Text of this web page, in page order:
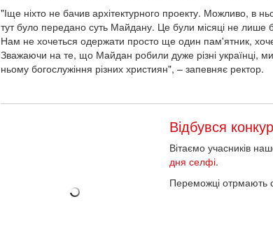
"Іще ніхто не бачив архітектурного проекту. Можливо, в
тут було передано суть Майдану. Це були місяці не лише
Нам не хочеться одержати просто ще один пам'ятник,
Зважаючи на те, що Майдан робили дуже різні українці,
ньому богослужіння різних християн", – запевняє ректор.
Відбувся
Вітаємо учасників
дня селфі.
Переможці отрмають